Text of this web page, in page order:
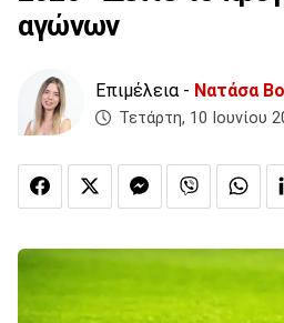
αγώνων
Επιμέλεια - Νατάσα
Τετάρτη, 10 Ιουνίου